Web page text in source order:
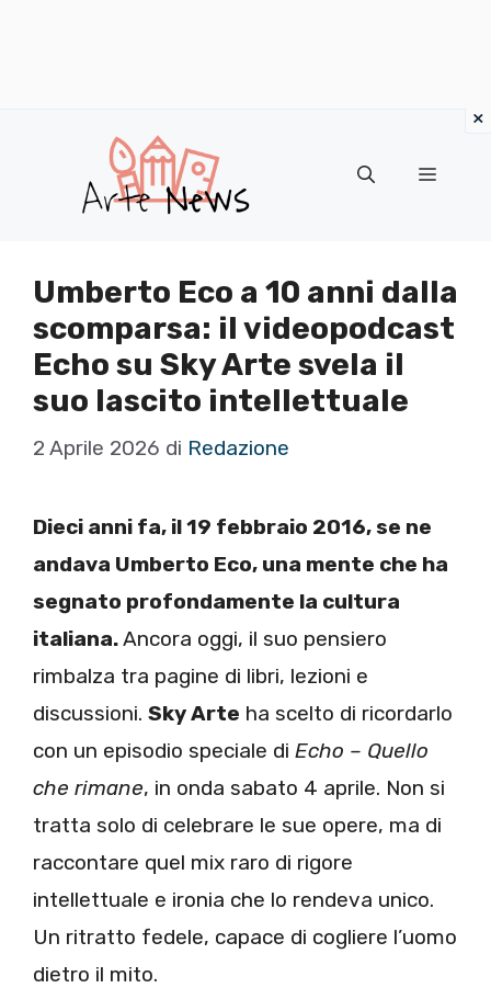
contenuto
Menu
Umberto Eco a 10 anni dalla
scomparsa: il videopodcast
Echo su Sky Arte svela il
suo lascito intellettuale
2 Aprile 2026 di Redazione
Dieci anni fa, il 19 febbraio 2016, se ne
andava Umberto Eco, una mente che ha
segnato profondamente la cultura
italiana.Ancora oggi, il suo pensiero
rimbalza tra pagine di libri, lezioni e
discussioni. Sky Arte ha scelto di ricordarlo
con un episodio speciale di Echo – Quello
che rimane, in onda sabato 4 aprile. Non si
tratta solo di celebrare le sue opere, ma di
raccontare quel mix raro di rigore
intellettuale e ironia che lo rendeva unico.
Un ritratto fedele, capace di cogliere l’uomo
dietro il mito.
×